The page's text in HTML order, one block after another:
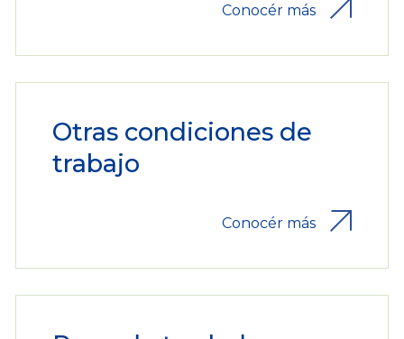
Conocér más
Otras condiciones de
trabajo
Conocér más